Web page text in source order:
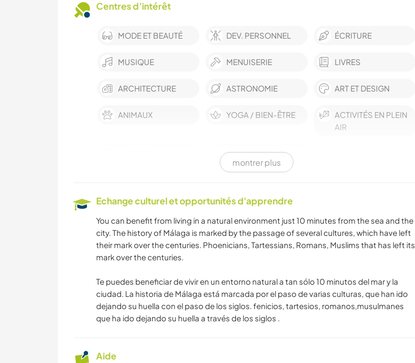
Centres d’intérêt
MODE ET BEAUTÉ DEV. PERSONNEL ÉCRITURE
MUSIQUE MENUISERIE LIVRES
ARCHITECTURE ASTRONOMIE ART ET DESIGN
ANIMAUX YOGA / BIEN-ÊTRE
ACTIVITÉS EN PLEIN
AIR
MONTAGNE
montrer plus
Echange culturel et opportunités d'apprendre
You can benefit from living in a natural environment just 10 minutes from the sea and the
city. The history of Málaga is marked by the passage of several cultures, which have left
their mark over the centuries. Phoenicians, Tartessians, Romans, Muslims that has left its
mark over the centuries.
Te puedes beneficiar de vivir en un entorno natural a tan sólo 10 minutos del mar y la
ciudad. La historia de Málaga está marcada por el paso de varias culturas, que han ido
dejando su huella con el paso de los siglos. fenicios, tartesios, romanos,musulmanes
que ha ido dejando su huella a través de los siglos .
Aide